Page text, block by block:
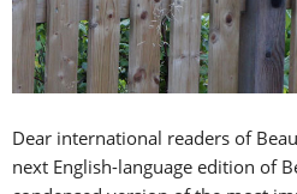
Dear international readers of
next English-language edition of